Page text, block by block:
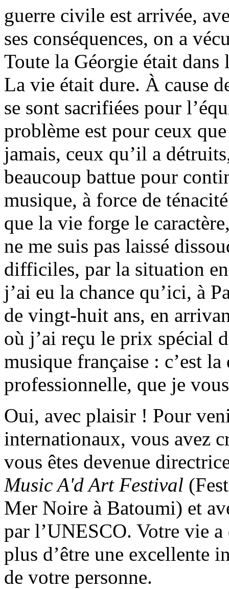
guerre civile est arrivée,
ses conséquences, on a
Toute la Géorgie était dans
La vie était dure. À cause
se sont sacrifiées pour
problème est pour ceux
jamais, ceux qu’il a
beaucoup battue pour
musique, à force de
que la vie forge le
ne me suis pas laissé
difficiles, par la situation
j’ai eu la chance qu’ici, à
de vingt-huit ans, en
où j’ai reçu le prix spécial
musique française : c’est
professionnelle, que je
Oui, avec plaisir ! Pour
internationaux, vous avez
vous êtes devenue
Music A'd Art Festival
Mer Noire à Batoumi) et
par l’UNESCO. Votre vie
plus d’être une excellente
de votre personne.